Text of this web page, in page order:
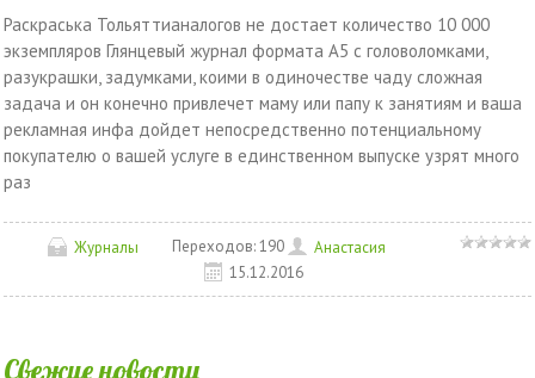
Раскраська Тольяттианалогов не достает количество 10 000
экземпляров Глянцевый журнал формата А5 с головоломками,
разукрашки, задумками, коими в одиночестве чаду сложная
задача и он конечно привлечет маму или папу к занятиям и ваша
рекламная инфа дойдет непосредственно потенциальному
покупателю о вашей услуге в единственном выпуске узрят много
раз
Журналы Переходов:190
Анастасия
15.12.2016
Свежие новости